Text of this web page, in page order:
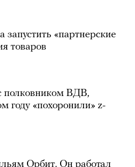
«партнерские
товаров
полковником ВДВ,
году «похоронили» z-
Орбит. Он работал